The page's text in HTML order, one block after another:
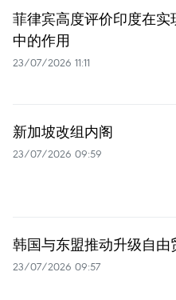
菲律宾高度评价印度在实
中的作用
23/07/2026 11:11
新加坡改组内阁
23/07/2026 09:59
韩国与东盟推动升级自由
23/07/2026 09:57